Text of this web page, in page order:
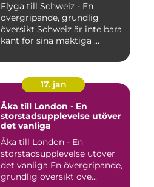
Flyga till Schweiz - En
övergripande, grundlig
översikt Schweiz är inte bara
känt för sina mäktiga ...
17. jan
Åka till London - En
storstadsupplevelse utöver
det vanliga
Åka till London - En
storstadsupplevelse utöver
det vanliga En övergripande,
grundlig översikt öve...